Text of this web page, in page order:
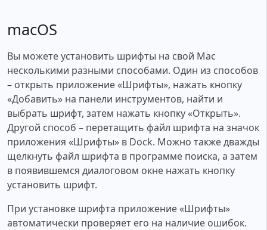
macOS
Вы можете установить шрифты на свой Mac
несколькими разными способами. Один из способов
– открыть приложение «Шрифты», нажать кнопку
«Добавить» на панели инструментов, найти и
выбрать шрифт, затем нажать кнопку «Открыть».
Другой способ – перетащить файл шрифта на значок
приложения «Шрифты» в Dock. Можно также дважды
щелкнуть файл шрифта в программе поиска, а затем
в появившемся диалоговом окне нажать кнопку
установить шрифт.
При установке шрифта приложение «Шрифты»
автоматически проверяет его на наличие ошибок.